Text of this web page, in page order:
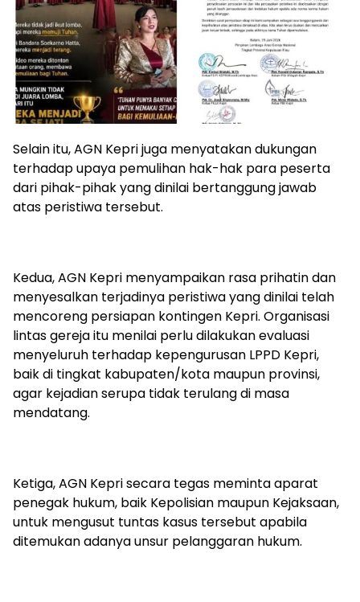
‎Selain itu, AGN Kepri juga menyatakan dukungan
terhadap upaya pemulihan hak-hak para peserta
dari pihak-pihak yang dinilai bertanggung jawab
atas peristiwa tersebut.
‎Kedua, AGN Kepri menyampaikan rasa prihatin dan
menyesalkan terjadinya peristiwa yang dinilai telah
mencoreng persiapan kontingen Kepri. Organisasi
lintas gereja itu menilai perlu dilakukan evaluasi
menyeluruh terhadap kepengurusan LPPD Kepri,
baik di tingkat kabupaten/kota maupun provinsi,
agar kejadian serupa tidak terulang di masa
mendatang.
‎Ketiga, AGN Kepri secara tegas meminta aparat
penegak hukum, baik Kepolisian maupun Kejaksaan,
untuk mengusut tuntas kasus tersebut apabila
ditemukan adanya unsur pelanggaran hukum.